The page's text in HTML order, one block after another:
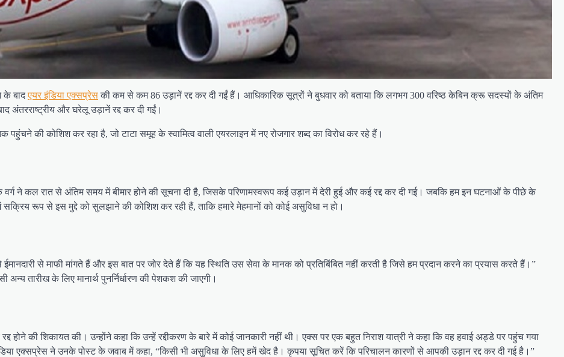
के बादएयर इंडिया एक्सप्रेसकी कम से कम 86 उड़ानें रद्द कर दी गईं हैं। आधिकारिक सूत्रों ने बुधवार को बताया कि लगभग 300 वरिष्ठ केबिन क्रू सदस्यों के अंतिम
अंतरराष्ट्रीय और घरेलू उड़ानें रद्द कर दी गईं।
की कोशिश कर रहा है, जो टाटा समूह के स्वामित्व वाली एयरलाइन में नए रोजगार शब्द का विरोध कर रहे हैं।
ने कल रात से अंतिम समय में बीमार होने की सूचना दी है, जिसके परिणामस्वरूप कई उड़ान में देरी हुई और कई रद्द कर दी गई। जबकि हम इन घटनाओं के पीछे के
रूप से इस मुद्दे को सुलझाने की कोशिश कर रही हैं, ताकि हमारे मेहमानों को कोई असुविधा न हो।
से माफी मांगते हैं और इस बात पर जोर देते हैं कि यह स्थिति उस सेवा के मानक को प्रतिबिंबित नहीं करती है जिसे हम प्रदान करने का प्रयास करते हैं।”
अन्य तारीख के लिए मानार्थ पुनर्निर्धारण की पेशकश की जाएगी।
होने की शिकायत की। उन्होंने कहा कि उन्हें रद्दीकरण के बारे में कोई जानकारी नहीं थी। एक्स पर एक बहुत निराश यात्री ने कहा कि वह हवाई अड्डे पर पहुंच गया
एक्सप्रेस ने उनके पोस्ट के जवाब में कहा, “किसी भी असुविधा के लिए हमें खेद है। कृपया सूचित करें कि परिचालन कारणों से आपकी उड़ान रद्द कर दी गई है।”